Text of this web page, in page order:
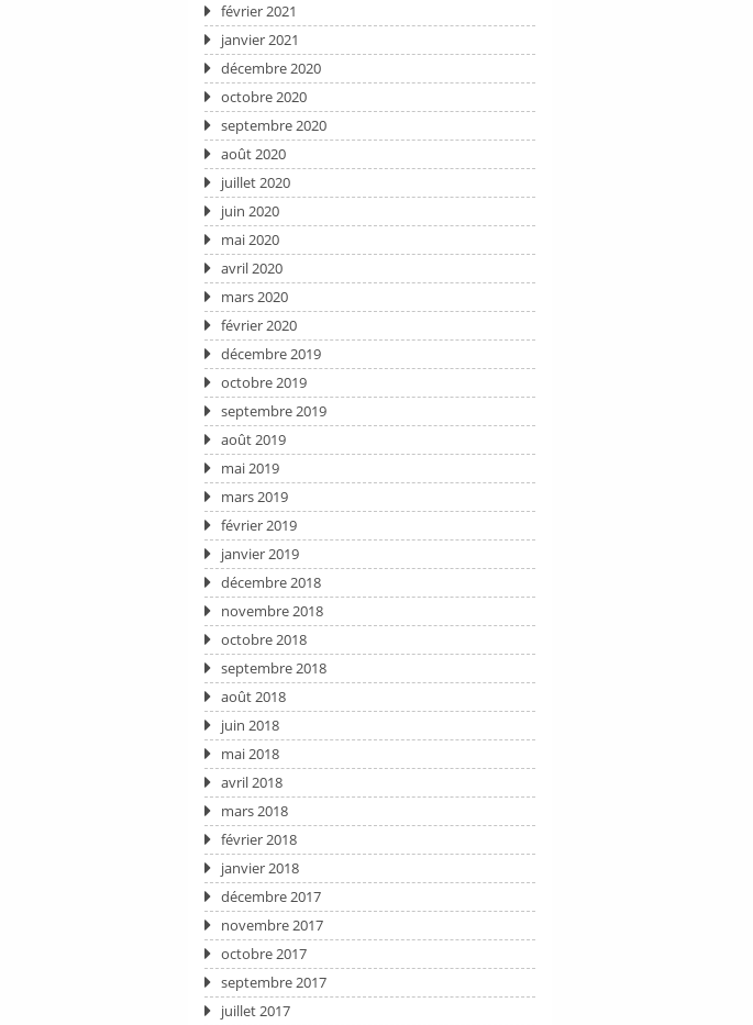
février 2021
janvier 2021
décembre 2020
octobre 2020
septembre 2020
août 2020
juillet 2020
juin 2020
mai 2020
avril 2020
mars 2020
février 2020
décembre 2019
octobre 2019
septembre 2019
août 2019
mai 2019
mars 2019
février 2019
janvier 2019
décembre 2018
novembre 2018
octobre 2018
septembre 2018
août 2018
juin 2018
mai 2018
avril 2018
mars 2018
février 2018
janvier 2018
décembre 2017
novembre 2017
octobre 2017
septembre 2017
juillet 2017